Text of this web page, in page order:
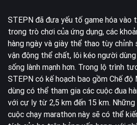
STEPN đã đưa yếu tố game hóa vào
trong trò chơi của ứng dụng, các
hàng ngày và giày thể thao tùy chỉnh
vận động thể chất, lôi kéo người
sống lành mạnh hơn. Trong lộ trình
STEPN có kế hoạch bao gồm Chế
dùng có thể tham gia các cuộc đua
với cự ly từ 2,5 km đến 15 km.
cuộc chạy marathon này sẽ có thể